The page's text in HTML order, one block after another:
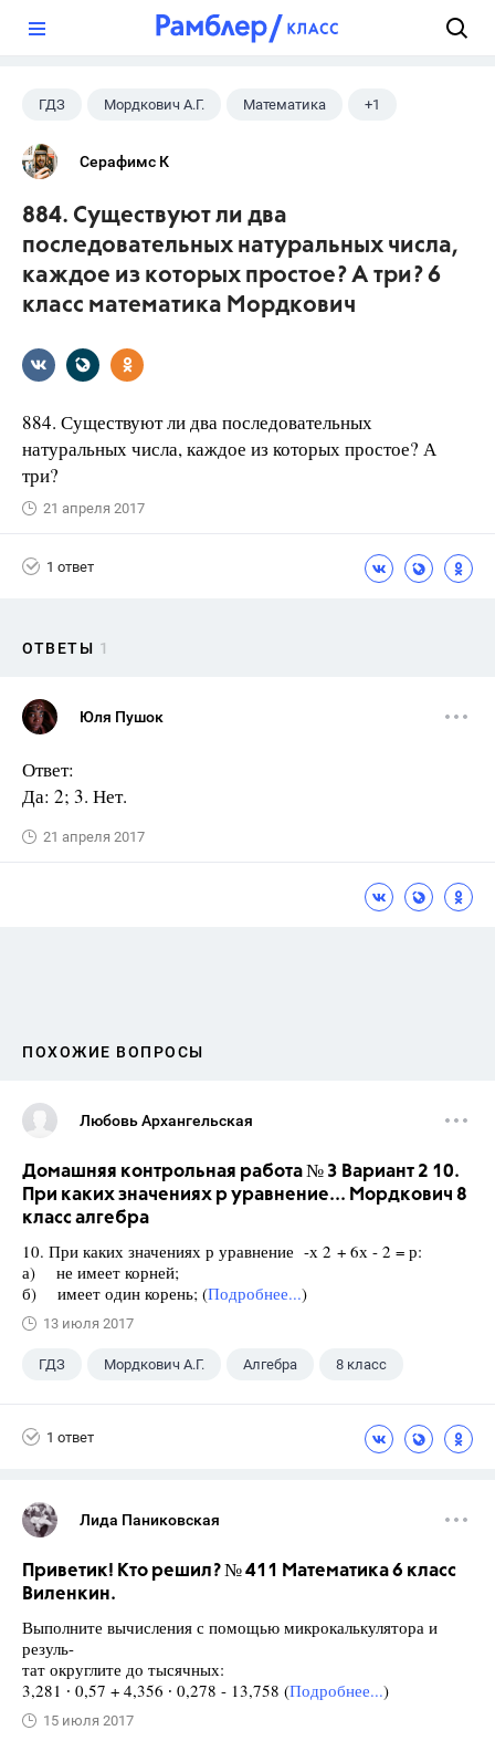
ГДЗ Мордкович А.Г. Математика +1
6 класс
Серафимс К
884. Существуют ли два
последовательных натуральных числа,
каждое из которых простое? А три? 6
класс математика Мордкович
884. Существуют ли два последовательных
натуральных числа, каждое из которых простое? А
три?
21 апреля 2017
1 ответ
ОТВЕТЫ 1
Юля Пушок
Ответ:
Да: 2; 3. Нет.
21 апреля 2017
ПОХОЖИЕ ВОПРОСЫ
Любовь Архангельская
Домашняя контрольная работа № 3 Вариант 2 10.
При каких значениях р уравнение... Мордкович 8
класс алгебра
10. При каких значениях р уравнение -х 2 + 6х - 2 = р:
а) не имеет корней;
б) имеет один корень; (Подробнее...)
13 июля 2017
ГДЗ Мордкович А.Г. Алгебра 8 класс
1 ответ
Лида Паниковская
Приветик! Кто решил? № 411 Математика 6 класс
Виленкин.
Выполните вычисления с помощью микрокалькулятора и
резуль-
тат округлите до тысячных:
3,281 ∙ 0,57 + 4,356 ∙ 0,278 - 13,758 (Подробнее...)
15 июля 2017